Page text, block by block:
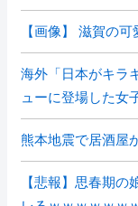
【画像】 滋賀の
海外「日本がキラ
ューに登場した女
熊本地震で居酒屋
【悲報】思春期